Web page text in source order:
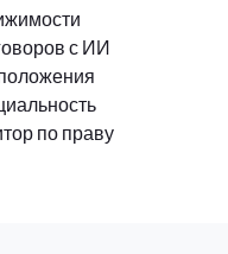
с ИИ
по праву